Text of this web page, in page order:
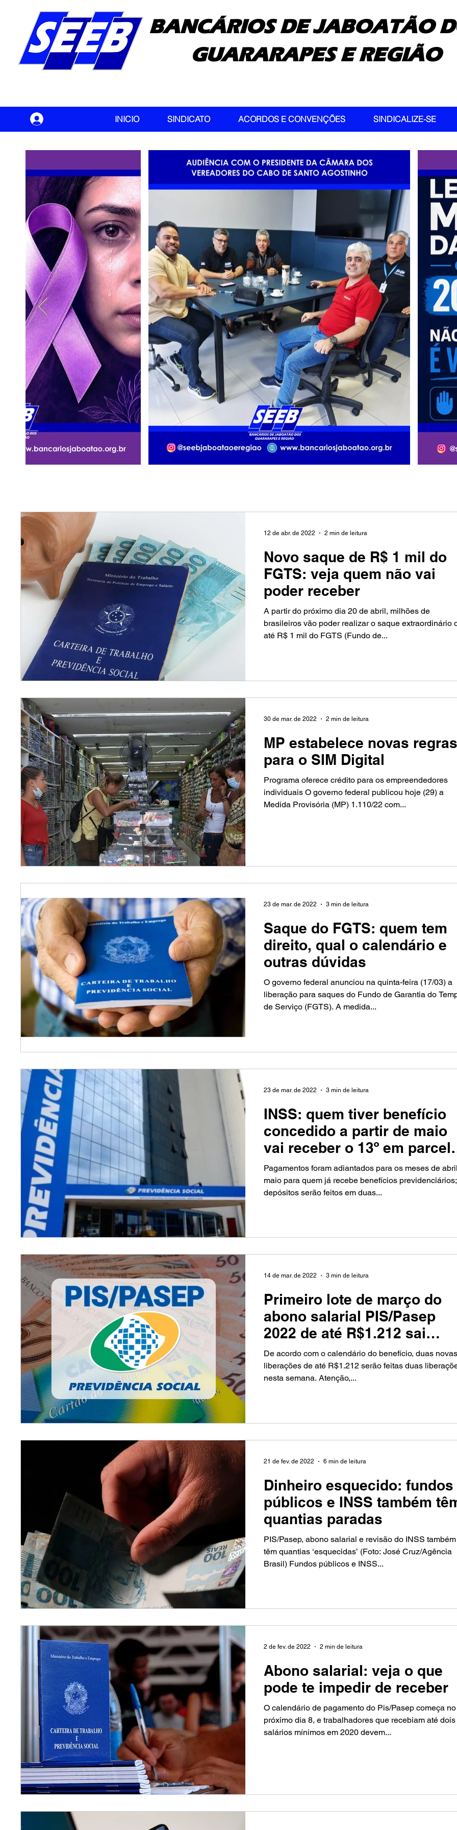
BANCÁRIOS DE JABOATÃO
GUARARAPES E REGIÃO
INICIO SINDICATO ACORDOS E CONVENÇÕES SINDICALIZE-SE
Novo saque de R$ 1 mil do
FGTS: veja quem não vai
poder receber
A partir do próximo dia 20 de abril, milhões de
brasileiros vão poder realizar o saque extraordinário
até R$ 1 mil do FGTS (Fundo de...
12 de abr. de 2022 2 min de leitura
MP estabelece novas regras
para o SIM Digital
Programa oferece crédito para os empreendedores
individuais O governo federal publicou hoje (29) a
Medida Provisória (MP) 1.110/22 com...
30 de mar. de 2022 2 min de leitura
Saque do FGTS: quem tem
direito, qual o calendário e
outras dúvidas
O governo federal anunciou na quinta-feira (17/03) a
liberação para saques do Fundo de Garantia do
de Serviço (FGTS). A medida...
23 de mar. de 2022 3 min de leitura
INSS: quem tiver benefício
concedido a partir de maio
vai receber o 13º em
única no fim do a
Pagamentos foram adiantados para os meses de
maio para quem já recebe benefícios previdenciários;
depósitos serão feitos em duas...
23 de mar. de 2022 3 min de leitura
Primeiro lote de março do
abono salarial PIS/Pasep
2022 de até R$1.212 sai
amanhã
De acordo com o calendário do benefício, duas novas
liberações de até R$1.212 serão feitas duas
nesta semana. Atenção,...
14 de mar. de 2022 3 min de leitura
Dinheiro esquecido: fundos
públicos e INSS também
quantias paradas
PIS/Pasep, abono salarial e revisão do INSS também
têm quantias ‘esquecidas’ (Foto: José Cruz/Agência
Brasil) Fundos públicos e INSS...
21 de fev. de 2022 6 min de leitura
Abono salarial: veja o que
pode te impedir de receber
O calendário de pagamento do Pis/Pasep começa no
próximo dia 8, e trabalhadores que recebiam até dois
salários mínimos em 2020 devem...
2 de fev. de 2022 2 min de leitura